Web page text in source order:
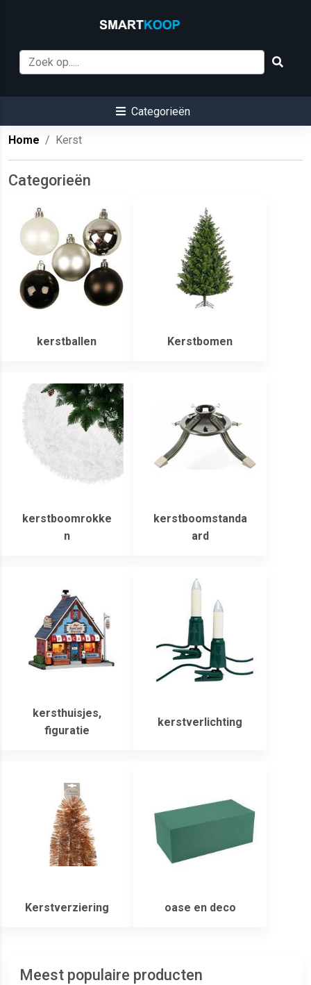
Categorieën
Home Kerst
Categorieën
kerstballen Kerstbomen
kerstboomrokke
n
kerstboomstanda
ard
kersthuisjes,
figuratie
kerstverlichting
Kerstverziering oase en deco
Meest populaire producten